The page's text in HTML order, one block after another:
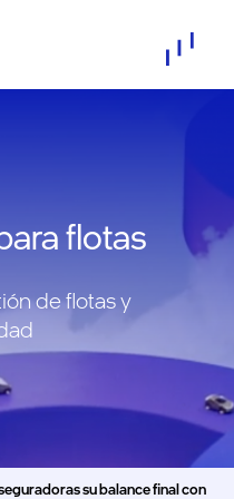
flotas
de flotas y
su balance final con